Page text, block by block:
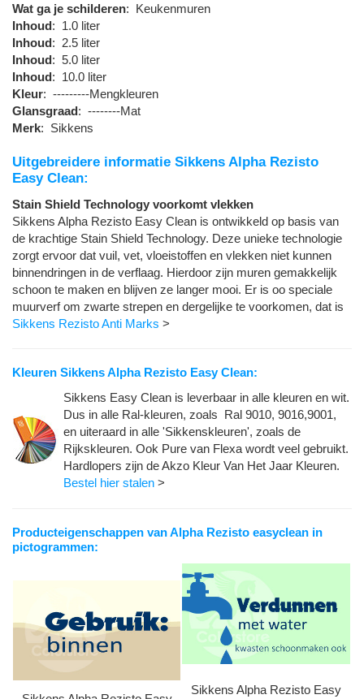
Wat ga je schilderen: Keukenmuren
Inhoud: 1.0 liter
Inhoud: 2.5 liter
Inhoud: 5.0 liter
Inhoud: 10.0 liter
Kleur: ---------Mengkleuren
Glansgraad: --------Mat
Merk: Sikkens
Uitgebreidere informatie Sikkens Alpha Rezisto
Easy Clean:
Stain Shield Technology voorkomt vlekken
Sikkens Alpha Rezisto Easy Clean is ontwikkeld op basis van
de krachtige Stain Shield Technology. Deze unieke technologie
zorgt ervoor dat vuil, vet, vloeistoffen en vlekken niet kunnen
binnendringen in de verflaag. Hierdoor zijn muren gemakkelijk
schoon te maken en blijven ze langer mooi. Er is oo speciale
muurverf om zwarte strepen en dergelijke te voorkomen, dat is
Sikkens Rezisto Anti Marks >
Kleuren Sikkens Alpha Rezisto Easy Clean:
Sikkens Easy Clean is leverbaar in alle kleuren en wit.
Dus in alle Ral-kleuren, zoals Ral 9010, 9016,9001,
en uiteraard in alle 'Sikkenskleuren', zoals de
Rijkskleuren. Ook Pure van Flexa wordt veel gebruikt.
Hardlopers zijn de Akzo Kleur Van Het Jaar Kleuren.
Bestel hier stalen >
Producteigenschappen van Alpha Rezisto easyclean in
pictogrammen:
Sikkens Alpha Rezisto Easy